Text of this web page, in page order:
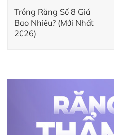
Trồng Răng Số 8 Giá
Bao Nhiêu? (Mới Nhất
2026)